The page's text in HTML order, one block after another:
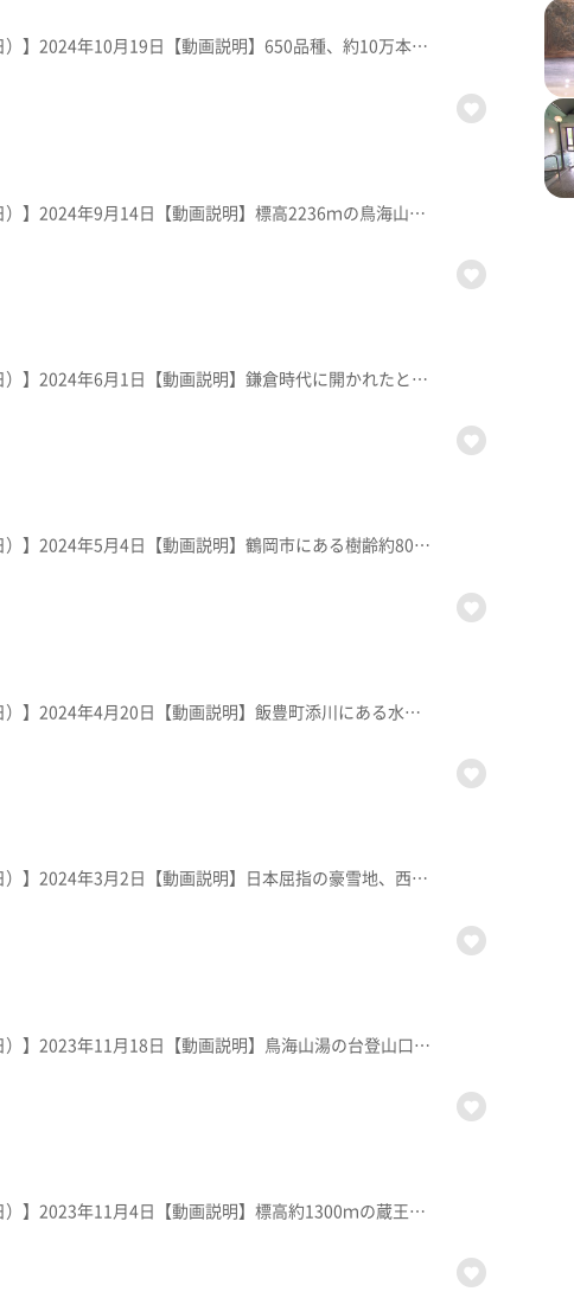
【放送局】YTS山形テレビ【放送年（月日）】2024年10月19日【動画説明】650品種、約10万本のダリアが、8月～11月初旬に咲き誇る。園内には遊歩道も整備され、各国のダリアが人々を楽しませてくれる。 ＊園名は明治～大正に使われていた呼び名「ダリヤ」で表記。
【放送局】YTS山形テレビ【放送年（月日）】2024年9月14日【動画説明】標高2236ｍの鳥海山。山頂から、晴れた日の早朝にわずか10分程しか見られないという「影鳥海」。ご来光を浴びた鳥海山の影が、日本海に投影されて浮かび上がる奇跡の絶景。
【放送局】YTS山形テレビ【放送年（月日）】2024年6月1日【動画説明】鎌倉時代に開かれたと伝わる鶴岡市の玉川寺。名園と言われる庭園は１９８７年に国の名勝に指定。四季折々の花々が楽しめ、春には珍しいクリンソウが境内に咲き誇る。
【放送局】YTS山形テレビ【放送年（月日）】2024年5月4日【動画説明】鶴岡市にある樹齢約80年の馬渡川桜並木。 赤川土手の「やすらぎ公園」と合わせて約２．２ｋｍにも及ぶ桜の回廊。鳥海山や月山も望める景色は、映画の撮影地としても知られている。
【放送局】YTS山形テレビ【放送年（月日）】2024年4月20日【動画説明】飯豊町添川にある水芭蕉群生地で、約一万株以上が自生。４月中旬頃から咲き始める可憐な水芭蕉は、雪解けとともに春を告げてくれる。遊歩道も整備され散策も楽しめる。
【放送局】YTS山形テレビ【放送年（月日）】2024年3月2日【動画説明】日本屈指の豪雪地、西川町志津地区。出羽三山行者の宿場町として栄えた約４００年前の旅籠の街並みを雪で再現するイベント。ろうそくの幻想的な灯りが優しく包み込む。
【放送局】YTS山形テレビ【放送年（月日）】2023年11月18日【動画説明】鳥海山湯の台登山口の途中にある鶴間池。新緑や紅葉の時期は、トレッキングや写真スポットとして人気。モリアオガエルの繁殖地として県指定天然記念物になっている。
【放送局】YTS山形テレビ【放送年（月日）】2023年11月4日【動画説明】標高約1300ｍの蔵王中央高原にある神秘的な「ドッコ沼」。日差しの角度によって湖面がエメラルドグリーンや青色に変化する。 秋は紅葉狩りを楽しめる人気スポット。